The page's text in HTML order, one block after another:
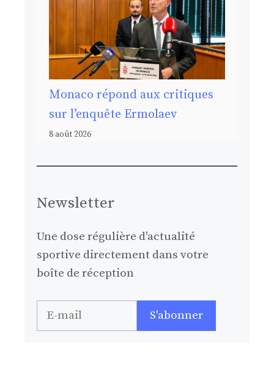
Monaco répond aux critiques
sur l’enquête Ermolaev
8 août 2026
Newsletter
Une dose régulière d'actualité
sportive directement dans votre
boîte de réception